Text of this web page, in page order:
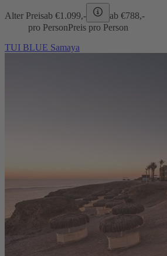
Alter Preisab €1.099,- ab €788,-
pro PersonPreis pro Person
TUI BLUE Samaya